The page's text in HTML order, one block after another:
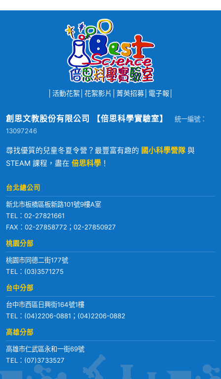
活動花絮 花絮影片 菁英招募│ 電子報
創思文教股份有限公司 【倍思科學實驗室】
統一編號：
13097246
尋找優質的兒童冬夏令營？最豐富有趣的 國小科學營隊 與
STEAM 課程，盡在 倍思科學 ！
台北總公司
新北市板橋區板新路101號9樓A室
TEL： 02-27821661
FAX：02-27858772；02-27850927
桃園分部
桃園市同德二街177號
TEL： (03)3571275
台中分部
台中市西區日興街164號1樓
TEL： (04)2206-0881 ； (04)2206-0882
高雄分部
高雄市仁武區永和一街69號
TEL： (07)3733527